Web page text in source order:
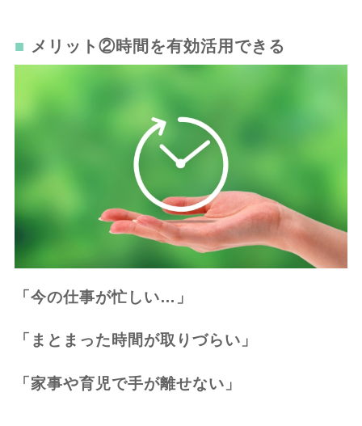
メリット②時間を有効活用できる
「今の仕事が忙しい…」
「まとまった時間が取りづらい」
「家事や育児で手が離せない」